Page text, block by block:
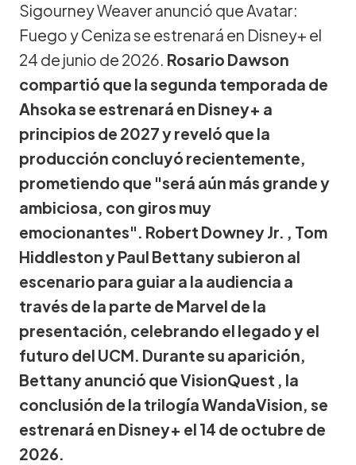
Sigourney Weaver anunció que Avatar:
Fuego y Ceniza se estrenará en Disney+ el
24 de junio de 2026. Rosario Dawson
compartió que la segunda temporada de
Ahsoka se estrenará en Disney+ a
principios de 2027 y reveló que la
producción concluyó recientemente,
prometiendo que "será aún más grande y
ambiciosa, con giros muy
emocionantes". Robert Downey Jr. , Tom
Hiddleston y Paul Bettany subieron al
escenario para guiar a la audiencia a
través de la parte de Marvel de la
presentación, celebrando el legado y el
futuro del UCM. Durante su aparición,
Bettany anunció que VisionQuest , la
conclusión de la trilogía WandaVision, se
estrenará en Disney+ el 14 de octubre de
2026.